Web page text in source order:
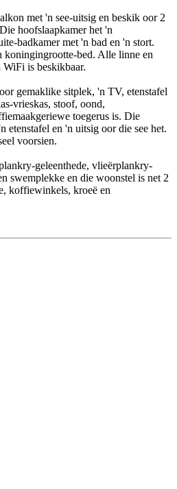
met 'n see-uitsig en beskik oor 2
hoofslaapkamer het 'n
badkamer met 'n bad en 'n stort.
koningingrootte-bed. Alle linne en
is beskikbaar.
gemaklike sitplek, 'n TV, etenstafel
vrieskas, stoof, oond,
toegerus is. Die
etenstafel en 'n uitsig oor die see het.
voorsien.
geleenthede, vlieërplankry-
swemplekke en die woonstel is net 2
koffiewinkels, kroeë en